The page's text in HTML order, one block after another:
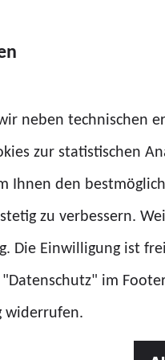
show_password
neben technischen
zur statistischen
Ihnen den
zu verbessern.
Die Einwilligung ist
im
widerrufen.